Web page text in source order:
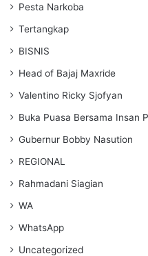
Pesta Narkoba
Tertangkap
BISNIS
Head of Bajaj Maxride
Valentino Ricky Sjofyan
Buka Puasa Bersama Insan
Gubernur Bobby Nasution
REGIONAL
Rahmadani Siagian
WA
WhatsApp
Uncategorized